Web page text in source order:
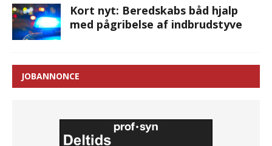
Kort nyt: Beredskabs båd hjalp
med pågribelse af indbrudstyve
JOBANNONCE